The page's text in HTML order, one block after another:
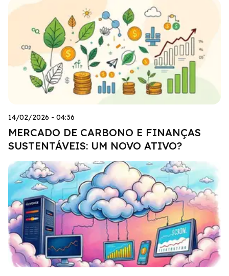
14/02/2026 - 04:36
MERCADO DE CARBONO E FINANÇAS
SUSTENTÁVEIS: UM NOVO ATIVO?